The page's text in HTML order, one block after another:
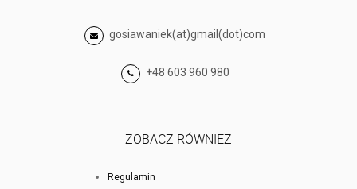
gosiawaniek(at)gmail(dot)com
+48 603 960 980
ZOBACZ RÓWNIEŻ
Regulamin